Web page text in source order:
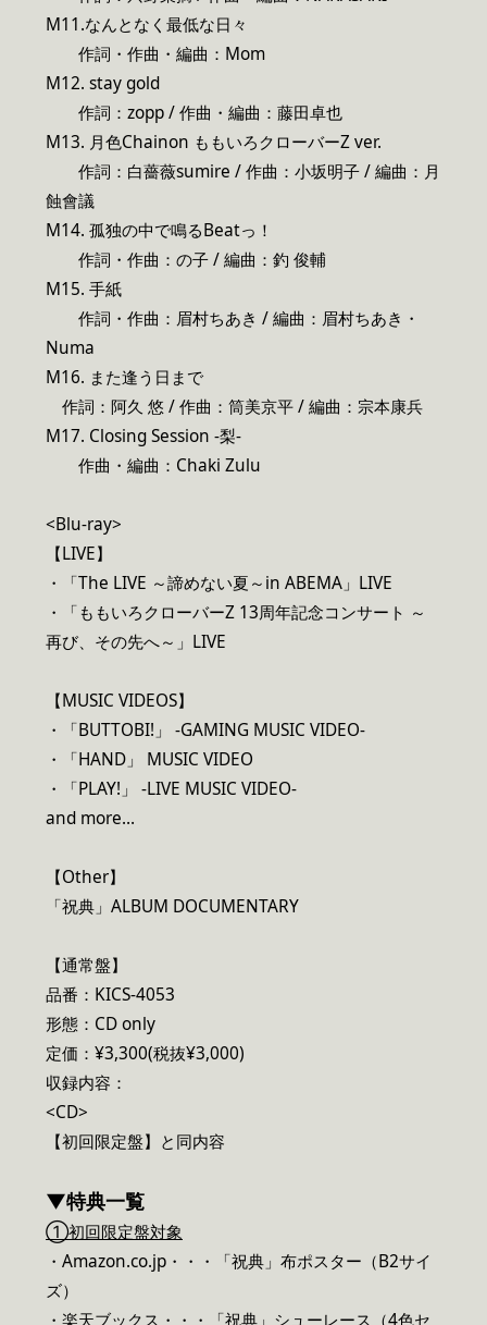
M11.なんとなく最低な日々
作詞・作曲・編曲：Mom
M12. stay gold
作詞：zopp / 作曲・編曲：藤田卓也
M13. 月色Chainon ももいろクローバーZ ver.
作詞：白薔薇sumire / 作曲：小坂明子 / 編曲：月
蝕會議
M14. 孤独の中で鳴るBeatっ！
作詞・作曲：の子 / 編曲：釣 俊輔
M15. 手紙
作詞・作曲：眉村ちあき / 編曲：眉村ちあき・
Numa
M16. また逢う日まで
作詞：阿久 悠 / 作曲：筒美京平 / 編曲：宗本康兵
M17. Closing Session -梨-
作曲・編曲：Chaki Zulu
<Blu-ray>
【LIVE】
・「The LIVE ～諦めない夏～in ABEMA」LIVE
・「ももいろクローバーZ 13周年記念コンサート ～
再び、その先へ～」LIVE
【MUSIC VIDEOS】
・「BUTTOBI!」 -GAMING MUSIC VIDEO-
・「HAND」 MUSIC VIDEO
・「PLAY!」 -LIVE MUSIC VIDEO-
and more…
【Other】
「祝典」ALBUM DOCUMENTARY
【通常盤】
品番：KICS-4053
形態：CD only
定価：¥3,300(税抜¥3,000)
収録内容：
<CD>
【初回限定盤】と同内容
▼特典一覧
①初回限定盤対象
・Amazon.co.jp・・・「祝典」布ポスター（B2サイ
ズ）
・楽天ブックス・・・「祝典」シューレース（4色セ